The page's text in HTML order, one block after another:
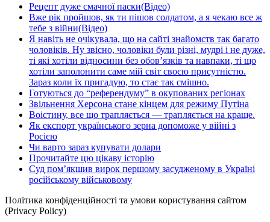
Рецепт дуже смачної паски(Відео)
Вже рік пройшов, як ти пішов солдатом, а я чекаю все ж
тебе з війни(Відео)
Я навіть не очікувала, що на сайті знайомств так багато
чоловіків. Ну звісно, чоловіки були різні, мудрі і не дуже,
ті які хотіли відносини без обов’язків та навпаки, ті що
хотіли заполонити саме мій світ своєю присутністю.
Зараз коли їх пригадую, то стає так смішно.
Готуються до “референдуму” в окупованих регіонах
Звільнення Херсона стане кінцем для режиму Путіна
Воістину, все що трапляється — трапляється на краще.
Як експорт українського зерна допоможе у війні з
Росією
Чи варто зараз купувати долари
Прочитайте цю цікаву історію
Суд пом’якшив вирок першому засудженому в Україні
російському військовому
Політика конфіденційності та умови користування сайтом
(Privacy Policy)